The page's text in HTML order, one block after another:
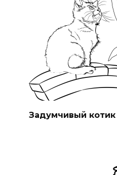
Задумчивый котик